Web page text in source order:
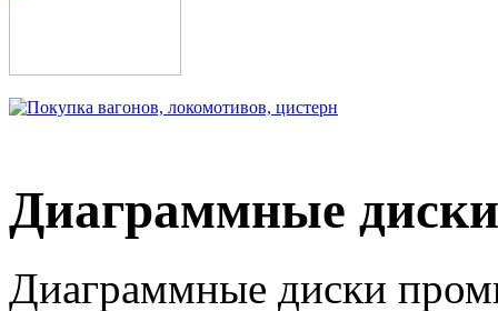
Диаграммные
Диаграммные диски